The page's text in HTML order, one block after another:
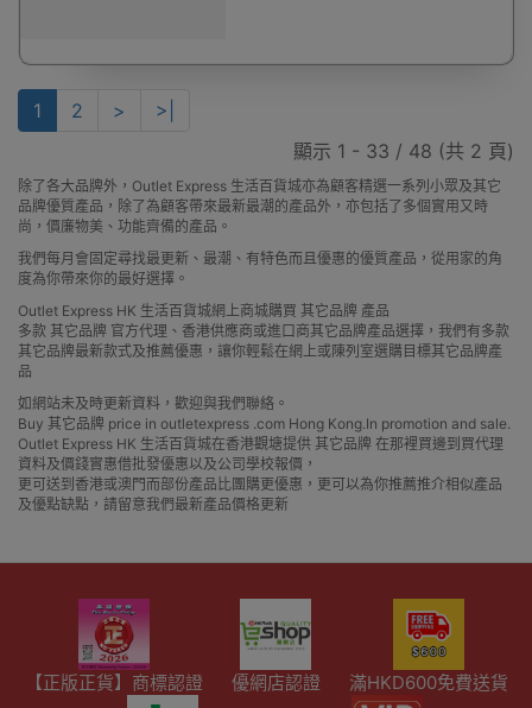
1 2 >
>|
顯示 1 - 33 / 48 (共 2 頁)
除了各大品牌外，Outlet Express 生活百貨城亦為顧客精選一系列小眾及其它
品牌優質產品，除了為顧客帶來最新最潮的產品外，亦包括了多個實用又時
尚，價廉物美、功能齊備的產品。
我們每月會固定尋找最更新、最潮、有特色而且優惠的優質產品，從用家的角
度為你帶來你的最好選擇。
Outlet Express HK 生活百貨城網上商城購買 其它品牌 產品
多款 其它品牌 官方代理、香港供應商或進口商其它品牌產品選擇，我們有多款
其它品牌最新款式及推薦優惠，讓你輕鬆在網上或陳列室選購目標其它品牌產
品
如網站未及時更新資料，歡迎與我們聯絡。
Buy 其它品牌 price in outletexpress .com Hong Kong.In promotion and sale.
Outlet Express HK 生活百貨城在香港觀塘提供 其它品牌 在那裡買邊到買代理
資料及價錢實惠借批發優惠以及公司學校報價，
更可送到香港或澳門而部份產品比團購更優惠，更可以為你推薦推介相似產品
及優點缺點，請留意我們最新產品價格更新
【正版正貨】商標認證 優網店認證 滿HKD600免費送貨